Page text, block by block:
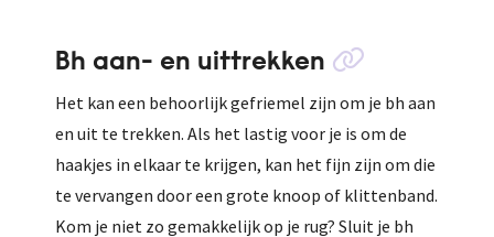
Bh aan- en uittrekken
Het kan een behoorlijk gefriemel zijn om je bh aan
en uit te trekken. Als het lastig voor je is om de
haakjes in elkaar te krijgen, kan het fijn zijn om die
te vervangen door een grote knoop of klittenband.
Kom je niet zo gemakkelijk op je rug? Sluit je bh